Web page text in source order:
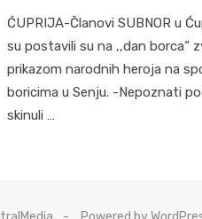
ĆUPRIJA-Članovi SUBNOR u
su postavili su na ,,dan borca“
prikazom narodnih heroja na
boricima u Senju. -Nepoznati
skinuli …